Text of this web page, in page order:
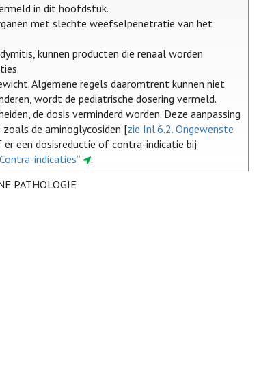
in dit hoofdstuk.
met slechte weefselpenetratie van het
kunnen producten die renaal worden
Algemene regels daaromtrent kunnen niet
wordt de pediatrische dosering vermeld.
de dosis verminderd worden. Deze aanpassing
de aminoglycosiden [zie Inl.6.2. Ongewenste
een dosisreductie of contra-indicatie bij
indicaties”
.
PATHOLOGIE